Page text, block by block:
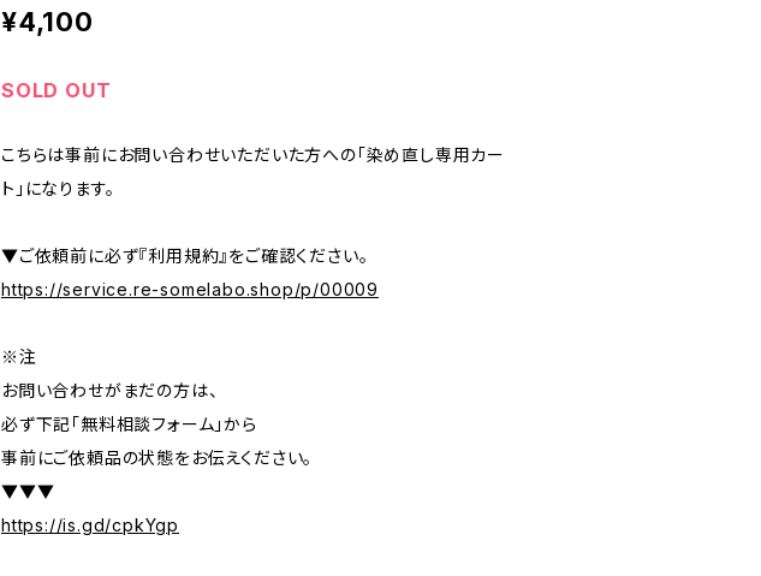
¥4,100
SOLD OUT
こちらは事前にお問い合わせいただいた方への「染め直し専用カー
ト」になります。
▼ご依頼前に必ず『利用規約』をご確認ください。
https://service.re-somelabo.shop/p/00009
※注
お問い合わせがまだの方は、
必ず下記「無料相談フォーム」から
事前にご依頼品の状態をお伝えください。
▼▼▼
https://is.gd/cpkYgp